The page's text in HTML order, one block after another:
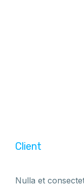
Client
Nulla et